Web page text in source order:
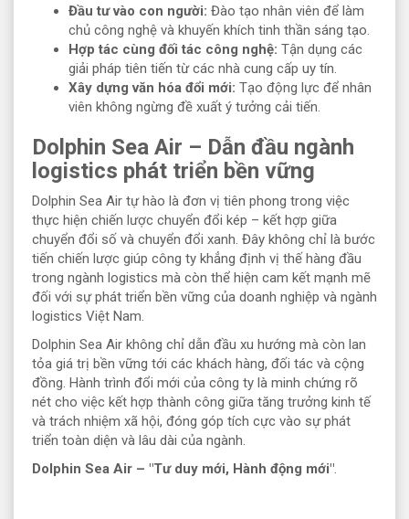
Đầu tư vào con người: Đào tạo nhân viên để làm
chủ công nghệ và khuyến khích tinh thần sáng tạo.
Hợp tác cùng đối tác công nghệ: Tận dụng các
giải pháp tiên tiến từ các nhà cung cấp uy tín.
Xây dựng văn hóa đổi mới: Tạo động lực để nhân
viên không ngừng đề xuất ý tưởng cải tiến.
Dolphin Sea Air – Dẫn đầu ngành
logistics phát triển bền vững
Dolphin Sea Air tự hào là đơn vị tiên phong trong việc
thực hiện chiến lược chuyển đổi kép – kết hợp giữa
chuyển đổi số và chuyển đổi xanh. Đây không chỉ là bước
tiến chiến lược giúp công ty khẳng định vị thế hàng đầu
trong ngành logistics mà còn thể hiện cam kết mạnh mẽ
đối với sự phát triển bền vững của doanh nghiệp và ngành
logistics Việt Nam.
Dolphin Sea Air không chỉ dẫn đầu xu hướng mà còn lan
tỏa giá trị bền vững tới các khách hàng, đối tác và cộng
đồng. Hành trình đổi mới của công ty là minh chứng rõ
nét cho việc kết hợp thành công giữa tăng trưởng kinh tế
và trách nhiệm xã hội, đóng góp tích cực vào sự phát
triển toàn diện và lâu dài của ngành.
Dolphin Sea Air – "Tư duy mới, Hành động mới"